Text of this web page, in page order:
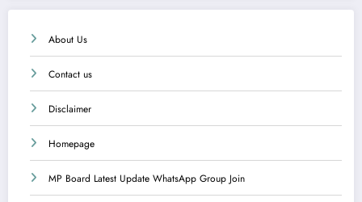
About Us
Contact us
Disclaimer
Homepage
MP Board Latest Update WhatsApp Group Join